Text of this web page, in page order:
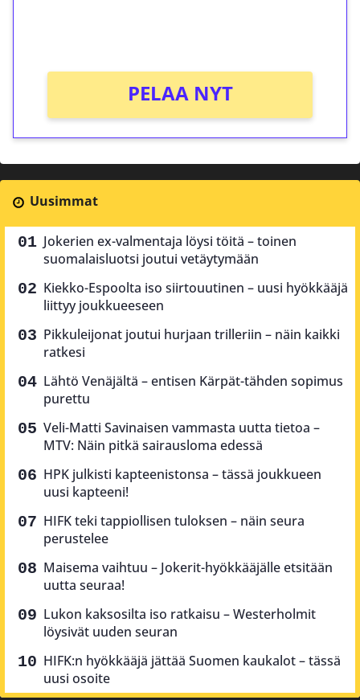
PELAA NYT
Uusimmat
Jokerien ex-valmentaja löysi töitä – toinen
suomalaisluotsi joutui vetäytymään
Kiekko-Espoolta iso siirtouutinen – uusi hyökkääjä
liittyy joukkueeseen
Pikkuleijonat joutui hurjaan trilleriin – näin kaikki
ratkesi
Lähtö Venäjältä – entisen Kärpät-tähden sopimus
purettu
Veli-Matti Savinaisen vammasta uutta tietoa –
MTV: Näin pitkä sairausloma edessä
HPK julkisti kapteenistonsa – tässä joukkueen
uusi kapteeni!
HIFK teki tappiollisen tuloksen – näin seura
perustelee
Maisema vaihtuu – Jokerit-hyökkääjälle etsitään
uutta seuraa!
Lukon kaksosilta iso ratkaisu – Westerholmit
löysivät uuden seuran
HIFK:n hyökkääjä jättää Suomen kaukalot – tässä
uusi osoite